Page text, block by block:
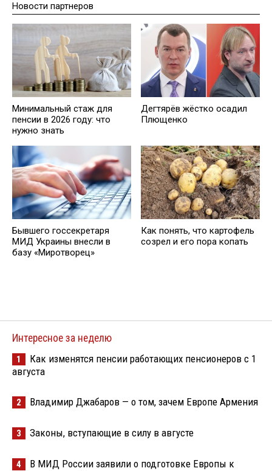
Новости партнеров
Минимальный стаж для
пенсии в 2026 году: что
нужно знать
Дегтярёв жёстко осадил
Плющенко
Бывшего госсекретаря
МИД Украины внесли в
базу «Миротворец»
Как понять, что картофель
созрел и его пора копать
Интересное за неделю
1
Как изменятся пенсии работающих пенсионеров с 1
августа
2 Владимир Джабаров — о том, зачем Европе Армения
3 Законы, вступающие в силу в августе
4
В МИД России заявили о подготовке Европы к